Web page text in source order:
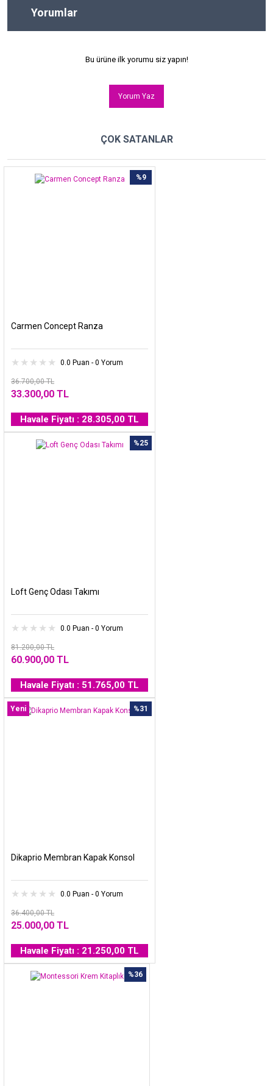
Yorumlar
Bu ürüne ilk yorumu siz yapın!
Yorum Yaz
ÇOK SATANLAR
%9
Carmen Concept Ranza
0.0 Puan - 0 Yorum
36.700,00 TL
33.300,00 TL
Havale Fiyatı : 28.305,00 TL
%25
Loft Genç Odası Takımı
0.0 Puan - 0 Yorum
81.200,00 TL
60.900,00 TL
Havale Fiyatı : 51.765,00 TL
%31
Yeni
Dikaprio Membran Kapak Konsol
0.0 Puan - 0 Yorum
36.400,00 TL
25.000,00 TL
Havale Fiyatı : 21.250,00 TL
%36